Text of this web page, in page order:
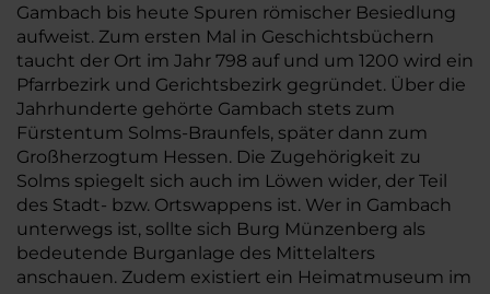
Gambach bis heute Spuren römischer Besiedlung
aufweist. Zum ersten Mal in Geschichtsbüchern
taucht der Ort im Jahr 798 auf und um 1200 wird ein
Pfarrbezirk und Gerichtsbezirk gegründet. Über die
Jahrhunderte gehörte Gambach stets zum
Fürstentum Solms-Braunfels, später dann zum
Großherzogtum Hessen. Die Zugehörigkeit zu
Solms spiegelt sich auch im Löwen wider, der Teil
des Stadt- bzw. Ortswappens ist. Wer in Gambach
unterwegs ist, sollte sich Burg Münzenberg als
bedeutende Burganlage des Mittelalters
anschauen. Zudem existiert ein Heimatmuseum im